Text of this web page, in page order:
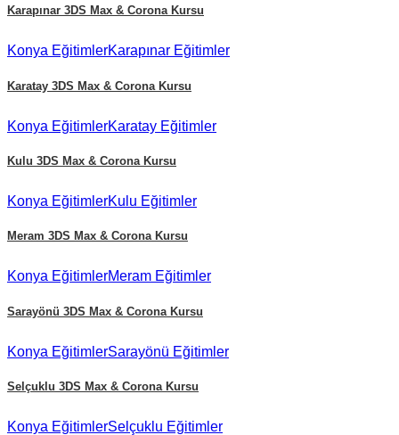
Karapınar 3DS Max & Corona Kursu
Konya EğitimlerKarapınar Eğitimler
Karatay 3DS Max & Corona Kursu
Konya EğitimlerKaratay Eğitimler
Kulu 3DS Max & Corona Kursu
Konya EğitimlerKulu Eğitimler
Meram 3DS Max & Corona Kursu
Konya EğitimlerMeram Eğitimler
Sarayönü 3DS Max & Corona Kursu
Konya EğitimlerSarayönü Eğitimler
Selçuklu 3DS Max & Corona Kursu
Konya EğitimlerSelçuklu Eğitimler